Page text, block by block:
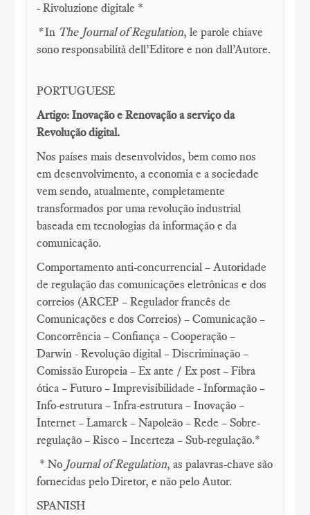
- Rivoluzione digitale *
*In The Journal of Regulation, le parole chiave
sono responsabilità dell’Editore e non dall’Autore.
PORTUGUESE
Artigo: Inovação e Renovação a serviço da
Revolução digital.
Nos países mais desenvolvidos, bem como nos
em desenvolvimento, a economia e a sociedade
vem sendo, atualmente, completamente
transformados por uma revolução industrial
baseada em tecnologias da informação e da
comunicação.
Comportamento anti-concurrencial – Autoridade
de regulação das comunicações eletrônicas e dos
correios (ARCEP – Regulador francês de
Comunicações e dos Correios) – Comunicação –
Concorrência – Confiança – Cooperação –
Darwin - Revolução digital – Discriminação –
Comissão Europeia – Ex ante / Ex post – Fibra
ótica – Futuro – Imprevisibilidade - Informação –
Info-estrutura – Infra-estrutura – Inovação –
Internet – Lamarck – Napoleão – Rede – Sobre-
regulação – Risco – Incerteza – Sub-regulação.*
* No Journal of Regulation, as palavras-chave são
fornecidas pelo Diretor, e não pelo Autor.
SPANISH